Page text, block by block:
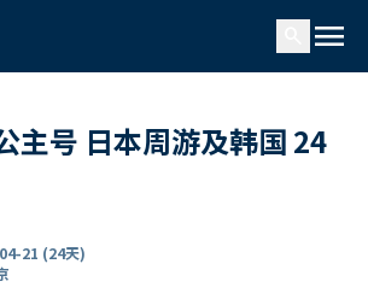
menu
主号 日本周游及韩国 24
21 (24天)